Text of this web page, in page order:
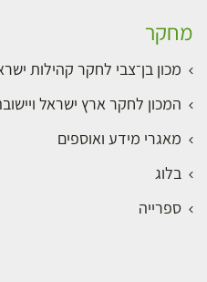
מחקר
מכון בן־צבי לחקר קהילות
המכון לחקר ארץ ישראל
מאגרי מידע ואוספים
בלוג
ספרייה